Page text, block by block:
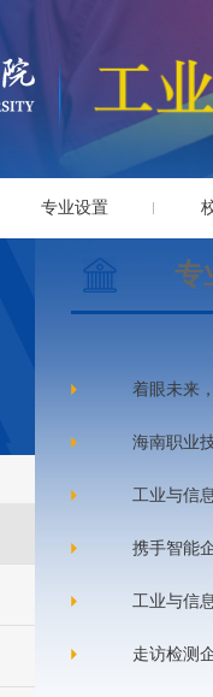
专业设置
专
着眼未来
海南职业
工业与信
携手智能
工业与信
走访检测